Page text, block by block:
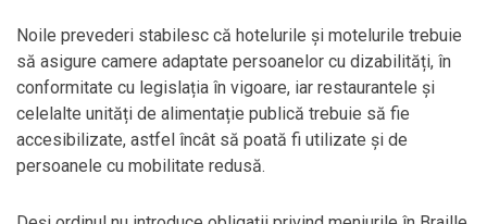
Noile prevederi stabilesc că hotelurile și motelurile trebuie
să asigure camere adaptate persoanelor cu dizabilități, în
conformitate cu legislația în vigoare, iar restaurantele și
celelalte unități de alimentație publică trebuie să fie
accesibilizate, astfel încât să poată fi utilizate și de
persoanele cu mobilitate redusă.